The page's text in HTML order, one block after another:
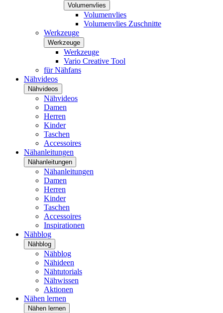
Volumenvlies
Volumenvlies
Volumenvlies Zuschnitte
Werkzeuge
Werkzeuge
Werkzeuge
Vario Creative Tool
für Nähfans
Nähvideos
Nähvideos
Nähvideos
Damen
Herren
Kinder
Taschen
Accessoires
Nähanleitungen
Nähanleitungen
Nähanleitungen
Damen
Herren
Kinder
Taschen
Accessoires
Inspirationen
Nähblog
Nähblog
Nähblog
Nähideen
Nähtutorials
Nähwissen
Aktionen
Nähen lernen
Nähen lernen